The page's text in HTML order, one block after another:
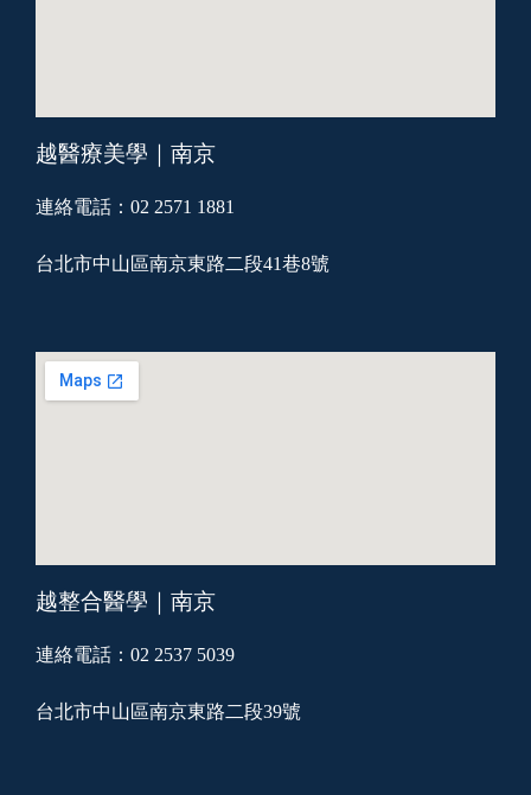
越醫療美學｜南京
連絡電話：02 2571 1881
台北市中山區南京東路二段41巷8號
越整合醫學｜南京
連絡電話：02 2537 5039
台北市中山區南京東路二段39號